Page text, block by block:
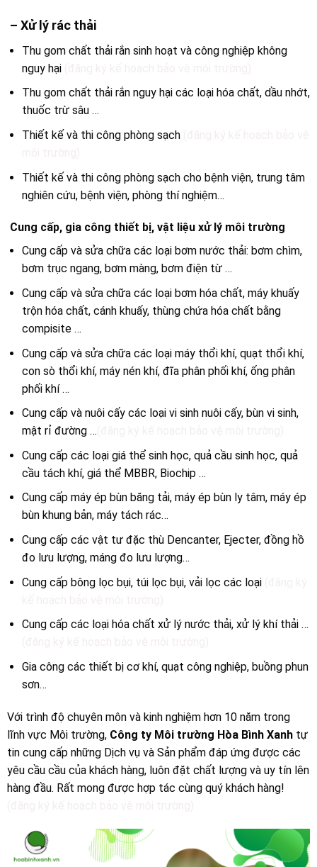
– Xử lý rác thải
Thu gom chất thải rắn sinh hoạt và công nghiệp không
nguy hại
Thu gom chất thải rắn nguy hại các loại hóa chất, dầu nhớt,
thuốc trừ sâu …
Thiết kế và thi công phòng sạch
Thiết kế và thi công phòng sạch cho bệnh viện, trung tâm
nghiên cứu, bệnh viện, phòng thí nghiệm…
Cung cấp, gia công thiết bị, vật liệu xử lý môi trường
Cung cấp và sửa chữa các loại bơm nước thải: bơm chìm,
bơm trục ngang, bơm màng, bơm điện từ …
Cung cấp và sửa chữa các loại bơm hóa chất, máy khuấy
trộn hóa chất, cánh khuấy, thùng chứa hóa chất bằng
compisite …
Cung cấp và sửa chữa các loại máy thổi khí, quạt thổi khí,
con sò thổi khí, máy nén khí, đĩa phân phối khí, ống phân
phối khí …
Cung cấp và nuôi cấy các loại vi sinh nuôi cấy, bùn vi sinh,
mật rỉ đường …
Cung cấp các loại giá thể sinh học, quả cầu sinh học, quả
cầu tách khí, giá thể MBBR, Biochip …
Cung cấp máy ép bùn băng tải, máy ép bùn ly tâm, máy ép
bùn khung bản, máy tách rác…
Cung cấp các vật tư đặc thù Dencanter, Ejecter, đồng hồ
đo lưu lượng, máng đo lưu lượng…
Cung cấp bông lọc bụi, túi lọc bụi, vải lọc các loại
Cung cấp các loại hóa chất xử lý nước thải, xử lý khí thải …
Gia công các thiết bị cơ khí, quạt công nghiệp, buồng phun
sơn…
Với trình độ chuyên môn và kinh nghiệm hơn 10 năm trong
lĩnh vực Môi trường, Công ty Môi trường Hòa Bình Xanhtự
tin cung cấp những Dịch vụ và Sản phẩm đáp ứng được các
yêu cầu cầu của khách hàng, luôn đặt chất lượng và uy tín lên
hàng đầu. Rất mong được hợp tác cùng quý khách hàng!